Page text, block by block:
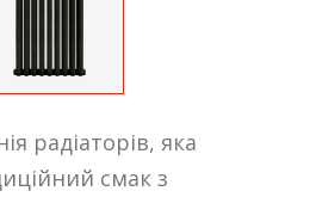
радіаторів, яка
смак з